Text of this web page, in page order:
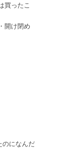
買ったこ
開け閉め
のになんだ